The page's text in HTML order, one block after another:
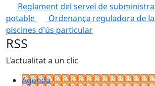
Reglament del servei de
potable
Ordenança reguladora de
piscines d'ús particular
RSS
L'actualitat a un clic
Agenda